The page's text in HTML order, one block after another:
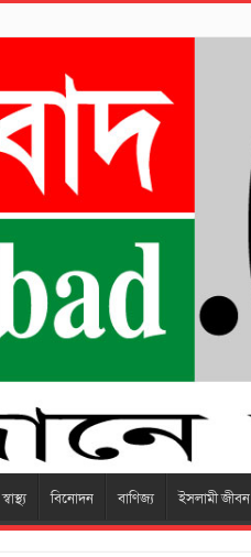
স্বাস্থ্য বিনোদন বাণিজ্য ইসলামী জীবন